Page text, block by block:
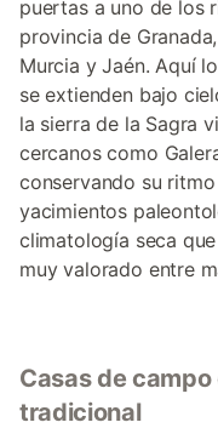
puertas a uno de los
provincia de
Murcia y Jaén. Aquí
se extienden bajo
la sierra de la Sagra
cercanos como
conservando su
yacimientos
climatología seca
muy valorado entre
Casas de
tradicional